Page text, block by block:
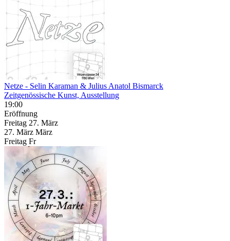
Netze - Selin Karaman & Julius Anatol Bismarck
Zeitgenössische Kunst, Ausstellung
19:00
Eröffnung
Freitag 27. März
27. März März
Freitag Fr